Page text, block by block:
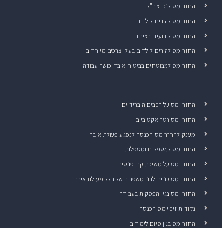
החזר מס לנכי צה"ל
החזר מס להורים לילדים
החזר מס לידועים בציבור
החזר מס להורים לילדים בעלי צרכים מיוחדים
החזר מס למבוטחים בביטוח אובדן כושר עבודה
החזרי מס על רכבים היברידיים
החזרי מס רטרואקטיביים
מענק להחזר מס הכנסה לנפגע פעולת איבה
החזר מס למטפלים ומטפלות
החזרי מס על משיכת קרן פנסיה
החזרי מס קנייה לבני משפחה של חלל פעולת איבה
החזרי מס בגין הפסקות בעבודה
נקודות זיכוי מס הכנסה
החזר מס בגין סיום לימודים